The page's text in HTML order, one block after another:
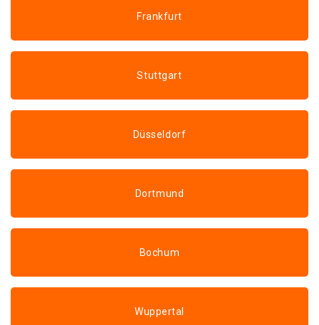
Frankfurt
Stuttgart
Düsseldorf
Dortmund
Bochum
Wuppertal